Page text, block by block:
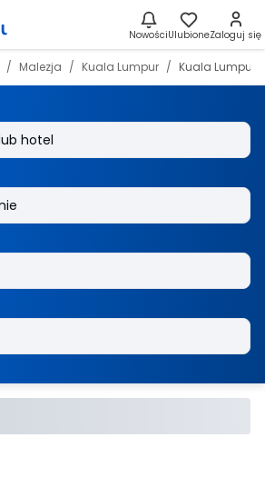
NowościUlubioneZaloguj się
Malezja Kuala Lumpur Kuala Lumpur